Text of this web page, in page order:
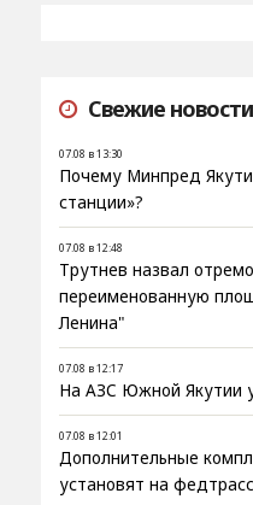
Свежие новости
07.08 в 13:30
Почему Минпред
станции»?
07.08 в 12:48
Трутнев назвал
переименованную
Ленина"
07.08 в 12:17
На АЗС Южной Якутии
07.08 в 12:01
Дополнительные
установят на